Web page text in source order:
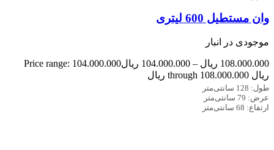
وان مستطیل 600 لیتری
موجودی در انبار
108.000.000 ریال –
104.000.000 ریالPrice range: 104.000.000
ریال through 108.000.000 ریال
طول: 128 سانتی‌متر
عرض: 79 سانتی‌متر
ارتفاع: 68 سانتی‌متر